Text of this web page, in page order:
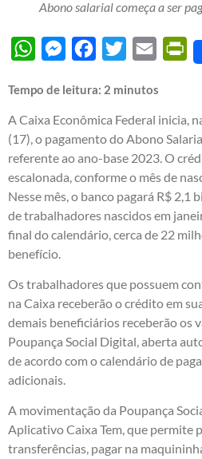
Abono salarial começa a ser
WhatsAppMessengerFacebook
Twitter Email
Tempo de leitura: 2 minutos
A Caixa Econômica Federal inicia,
(17), o pagamento do Abono
referente ao ano-base 2023. O
escalonada, conforme o mês de
Nesse mês, o banco pagará R$ 2,1
de trabalhadores nascidos em
final do calendário, cerca de 22
benefício.
Os trabalhadores que possuem
na Caixa receberão o crédito em
demais beneficiários receberão os
Poupança Social Digital, aberta
de acordo com o calendário de
adicionais.
A movimentação da Poupança
Aplicativo Caixa Tem, que permite
transferências, pagar na